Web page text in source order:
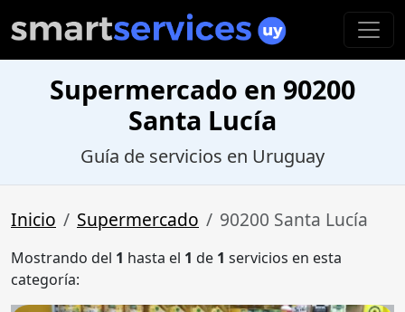
Supermercado en 90200
Santa Lucía
Guía de servicios en Uruguay
Inicio Supermercado 90200 Santa Lucía
Mostrando del 1 hasta el 1 de 1 servicios en esta
categoría: